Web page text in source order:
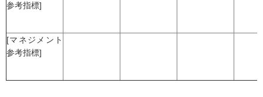
参考指標]
[マネジメント
参考指標]